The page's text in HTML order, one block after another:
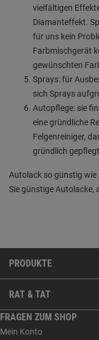
vielfältigen
Diamanteffekt.
für uns kein
Farbmischgerät
gewünschten
Sprays: für
sich Sprays
Autopflege: sie
eine gründliche
Felgenreiniger,
gründlich
Autolack so günstig wie
Sie günstige Autolacke,
PRODUKTE
RAT & TAT
FRAGEN ZUM SHOP
Mein Konto